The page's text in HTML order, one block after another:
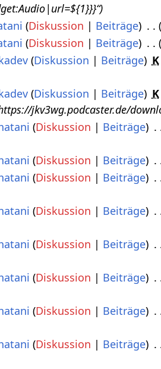
Diskussion Beiträge
Diskussion Beiträge
Diskussion Beiträge K
Diskussion Beiträge K
jkv3wg.podcaster.de/
Diskussion Beiträge
Diskussion Beiträge
Diskussion Beiträge
Diskussion Beiträge
Diskussion Beiträge
Diskussion Beiträge
Diskussion Beiträge
Diskussion Beiträge